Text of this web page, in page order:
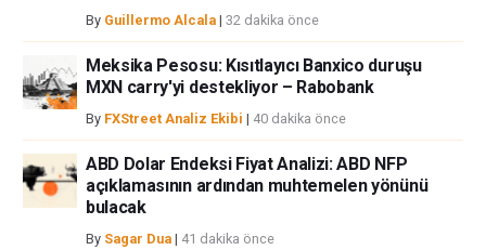
By Guillermo Alcala | 32 dakika önce
Meksika Pesosu: Kısıtlayıcı Banxico duruşu
MXN carry'yi destekliyor – Rabobank
By FXStreet Analiz Ekibi | 40 dakika önce
ABD Dolar Endeksi Fiyat Analizi: ABD NFP
açıklamasının ardından muhtemelen yönünü
bulacak
By Sagar Dua | 41 dakika önce